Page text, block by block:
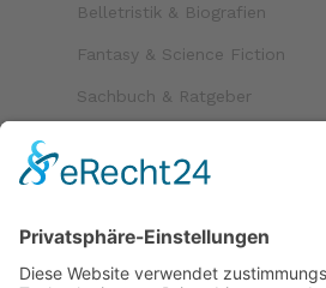
Belletristik & Biografien
Fantasy & Science Fiction
Sachbuch & Ratgeber
Krimi & Thriller
Folgen Sie uns auf